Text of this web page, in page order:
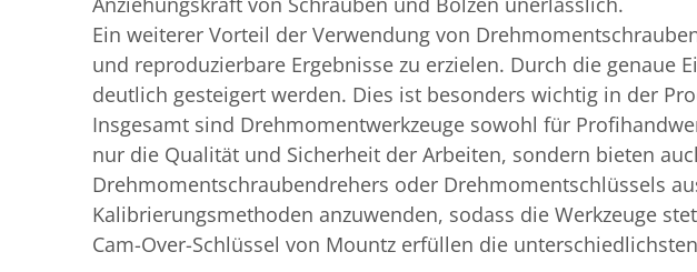
Ein weiterer Vorteil der Verwendung von
und reproduzierbare Ergebnisse zu erzielen. Durch die
deutlich gesteigert werden. Dies ist besonders wichtig in der
Insgesamt sind Drehmomentwerkzeuge sowohl für
nur die Qualität und Sicherheit der Arbeiten, sondern bieten
Drehmomentschraubendrehers oder Drehmomentschlüssels
Kalibrierungsmethoden anzuwenden, sodass die Werkzeuge
Cam-Over-Schlüssel von Mountz erfüllen die